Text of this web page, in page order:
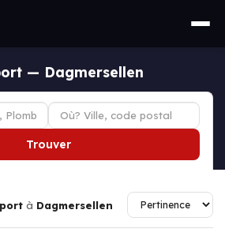
— Dagmersellen
Trouver
à Dagmersellen